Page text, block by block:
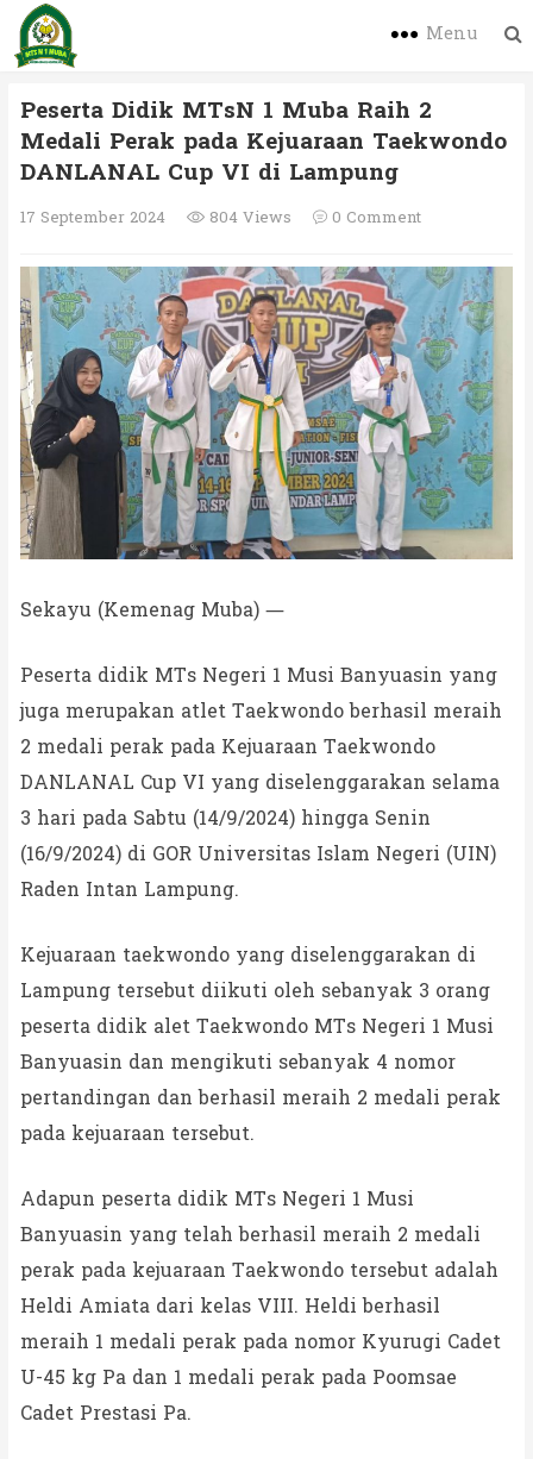
Menu
Peserta Didik MTsN 1 Muba Raih 2
Medali Perak pada Kejuaraan Taekwondo
DANLANAL Cup VI di Lampung
17 September 2024 804 Views 0 Comment
Sekayu (Kemenag Muba) —
Peserta didik MTs Negeri 1 Musi Banyuasin yang
juga merupakan atlet Taekwondo berhasil meraih
2 medali perak pada Kejuaraan Taekwondo
DANLANAL Cup VI yang diselenggarakan selama
3 hari pada Sabtu (14/9/2024) hingga Senin
(16/9/2024) di GOR Universitas Islam Negeri (UIN)
Raden Intan Lampung.
Kejuaraan taekwondo yang diselenggarakan di
Lampung tersebut diikuti oleh sebanyak 3 orang
peserta didik alet Taekwondo MTs Negeri 1 Musi
Banyuasin dan mengikuti sebanyak 4 nomor
pertandingan dan berhasil meraih 2 medali perak
pada kejuaraan tersebut.
Adapun peserta didik MTs Negeri 1 Musi
Banyuasin yang telah berhasil meraih 2 medali
perak pada kejuaraan Taekwondo tersebut adalah
Heldi Amiata dari kelas VIII. Heldi berhasil
meraih 1 medali perak pada nomor Kyurugi Cadet
U-45 kg Pa dan 1 medali perak pada Poomsae
Cadet Prestasi Pa.